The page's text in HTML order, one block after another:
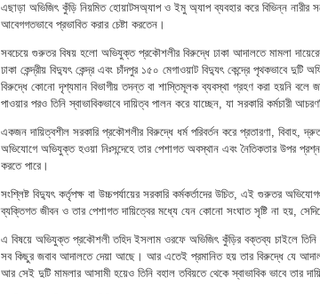
এছাড়া অভিজিৎ কুঁড়ি নিয়মিত হোয়াটসঅ্যাপ ও ইমু অ্যাপ ব্যবহার করে বিভিন্ন নারীর
আবেগগতভাবে প্রভাবিত করার চেষ্টা করতেন।
সবচেয়ে গুরুতর বিষয় হলো অভিযুক্ত প্রকৌশলীর বিরুদ্ধে ঢাকা আদালতে মামলা
ঢাকা কেন্দ্রীয় বিদ্যুৎ কেন্দ্র এবং চাঁদপুর ১৫০ মেগাওয়াট বিদ্যুৎ কেন্দ্রে পৃথকভাবে
বিরুদ্ধে কোনো দৃশ্যমান বিভাগীয় তদন্ত বা শাস্তিমূলক ব্যবস্থা গ্রহণ করা হয়নি বলে
পাওয়ার পরও তিনি স্বাভাবিকভাবে দায়িত্ব পালন করে যাচ্ছেন, যা সরকারি কর্মচারী
একজন দায়িত্বশীল সরকারি প্রকৌশলীর বিরুদ্ধে ধর্ম পরিবর্তন করে প্রতারণা,
অভিযোগে অভিযুক্ত হওয়া নিঃসন্দেহে তার পেশাগত অবস্থান এবং নৈতিকতার উপর
করতে পারে।
​সংশ্লিষ্ট বিদ্যুৎ কর্তৃপক্ষ বা উচ্চপর্যায়ের সরকারি কর্মকর্তাদের উচিত, এই গুরুতর
ব্যক্তিগত জীবন ও তার পেশাগত দায়িত্বের মধ্যে যেন কোনো সংঘাত সৃষ্টি না হয়,
এ বিষয়ে অভিযুক্ত প্রকৌশলী তহিদ ইসলাম ওরফে অভিজিৎ কুঁড়ির বক্তব্য চাইলে
সব কিছুর জবাব আদালতে দেয়া আছে। আর এতেই প্রমানিত হয় তার বিরুদ্ধে যে
আর সেই দুটি মামলার আসামী হয়েও তিনি বহাল তবিয়তে থেকে স্বাভাবিক ভাবে তার